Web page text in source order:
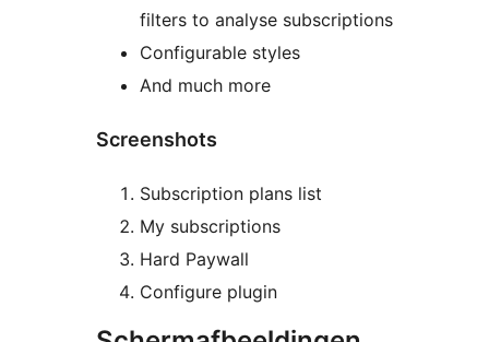
filters to analyse subscriptions
Configurable styles
And much more
Screenshots
Subscription plans list
My subscriptions
Hard Paywall
Configure plugin